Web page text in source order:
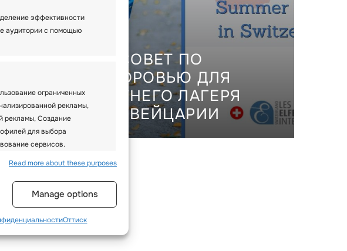
эффективности
аудитории с помощью
ограниченных
рекламы,
рекламы, Создание
для выбора
сервисов.
на основе
Read more about these purposes
Manage options
Оттиск
21 СОВЕТ ПО
ЗДОРОВЬЮ ДЛЯ
ЛЕТНЕГО ЛАГЕРЯ
В ШВЕЙЦАРИИ